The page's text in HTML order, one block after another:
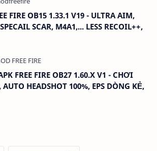
FIRE OB15 1.33.1 V19 - ULTRA AIM,
SCAR, M4A1,... LESS RECOIL++,
FREE FIRE OB27 1.60.X V1 - CHƠI
HEADSHOT 100%, EPS DÒNG KẺ,